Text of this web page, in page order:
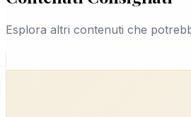
Esplora altri contenuti che